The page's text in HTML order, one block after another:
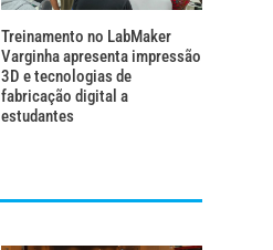
Treinamento no LabMaker
Varginha apresenta impressão
3D e tecnologias de
fabricação digital a
estudantes